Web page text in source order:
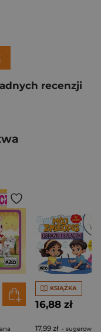
recenzji
KSIĄŻKA
16,88 zł
17,99 zł -